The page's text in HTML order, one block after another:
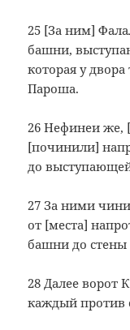
25 [За ним]
башни,
которая у
Пароша.
26 Нефинеи же,
[починили]
до
27 За ними
от [места]
башни до стены
28 Далее ворот
каждый против